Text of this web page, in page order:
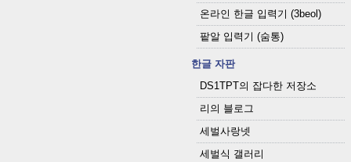
온라인 한글 입력기 (3beol)
팥알 입력기 (숨통)
한글 자판
DS1TPT의 잡다한 저장소
리의 블로그
세벌사랑넷
세벌식 갤러리